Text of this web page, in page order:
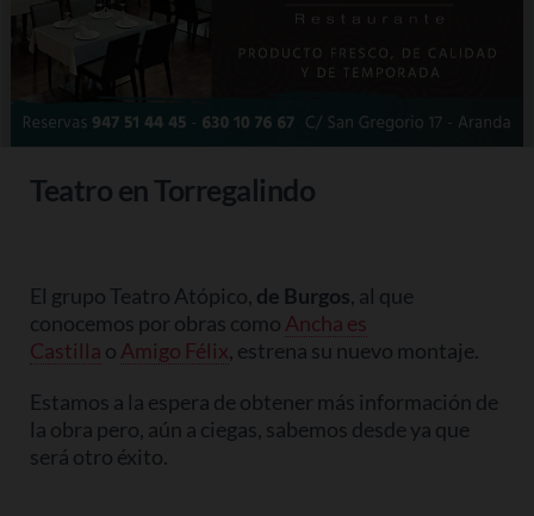
Teatro en Torregalindo
El grupo Teatro Atópico, de Burgos, al que
conocemos por obras como Ancha es
Castilla o Amigo Félix, estrena su nuevo montaje.
Estamos a la espera de obtener más información de
la obra pero, aún a ciegas, sabemos desde ya que
será otro éxito.